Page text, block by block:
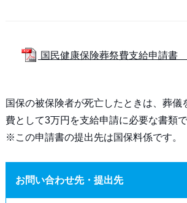
国民健康保険葬祭費支給申請書
国保の被保険者が死亡したときは、葬儀
費として3万円を支給申請に必要な書類で
※この申請書の提出先は国保料係です。
お問い合わせ先・提出先